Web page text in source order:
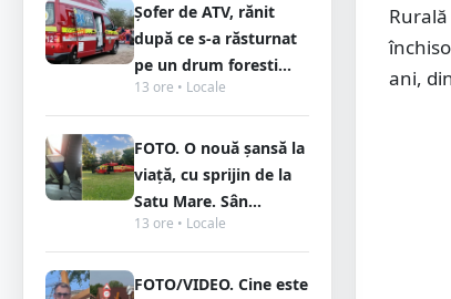
Șofer de ATV, rănit
după ce s-a răsturnat
pe un drum foresti...
13 ore • Locale
FOTO. O nouă șansă la
viață, cu sprijin de la
Satu Mare. Sân...
13 ore • Locale
FOTO/VIDEO. Cine este
ani,